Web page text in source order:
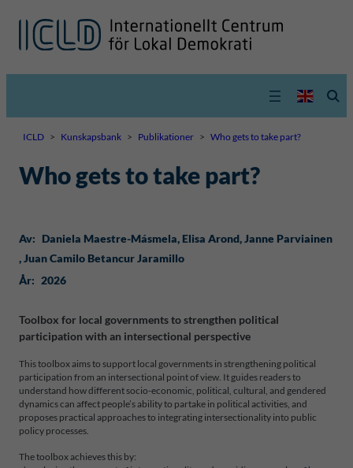
ICLD > Kunskapsbank > Publikationer > Who gets to take part?
Who gets to take part?
Av: Daniela Maestre-Másmela, Elisa Arond, Janne Parviainen
, Juan Camilo Betancur Jaramillo
År: 2026
Toolbox for local governments to strengthen political
participation with an intersectional perspective
This toolbox aims to support local governments in strengthening political
participation from an intersectional point of view. It guides readers to
understand how different socio-economic, political, cultural, and gendered
dynamics can affect people’s ability to partake in political activities, and
proposes practical approaches to integrating intersectionality into public
policy processes.
The toolbox achieves this by: